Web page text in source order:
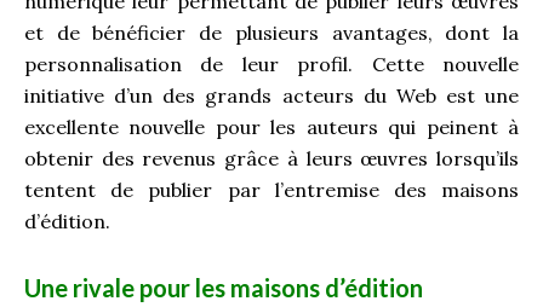
et de bénéficier de plusieurs avantages, dont la
personnalisation de leur profil. Cette nouvelle
initiative d’un des grands acteurs du Web est une
excellente nouvelle pour les auteurs qui peinent à
obtenir des revenus grâce à leurs œuvres lorsqu’ils
tentent de publier par l’entremise des maisons
d’édition.
Une rivale pour les maisons d’édition